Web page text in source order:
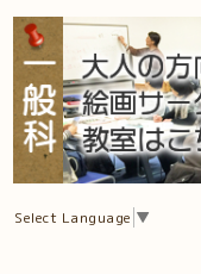
Select Language ▼